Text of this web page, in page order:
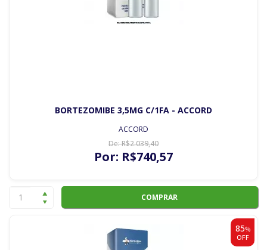
BORTEZOMIBE 3,5MG C/1FA - ACCORD
ACCORD
De:R$2.039,40
Por: R$740,57
COMPRAR
85%
OFF